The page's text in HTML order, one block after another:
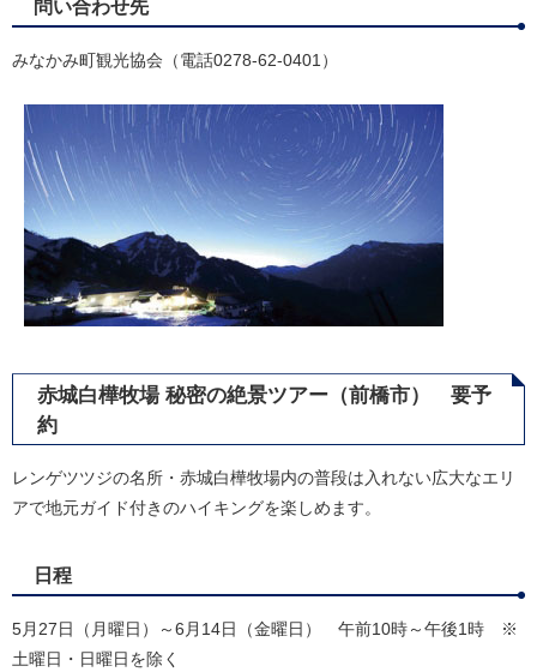
問い合わせ先
みなかみ町観光協会（電話0278-62-0401）
赤城白樺牧場 秘密の絶景ツアー（前橋市） 要予
約
レンゲツツジの名所・赤城白樺牧場内の普段は入れない広大なエリ
アで地元ガイド付きのハイキングを楽しめます。
日程
5月27日（月曜日）～6月14日（金曜日） 午前10時～午後1時 ※
土曜日・日曜日を除く